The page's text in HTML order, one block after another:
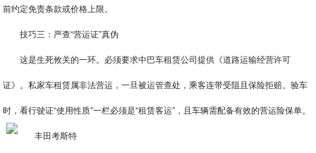
前约定免责条款或价格上限。
技巧三：严查“营运证”真伪
这是生死攸关的一环。必须要求中巴车租赁公司提供《道路运输经营许可
证》。私家车租赁属非法营运，一旦被运管查处，乘客连带受阻且保险拒赔。验车
时，看行驶证“使用性质”一栏必须是“租赁客运”，且车辆需配备有效的营运险保单。